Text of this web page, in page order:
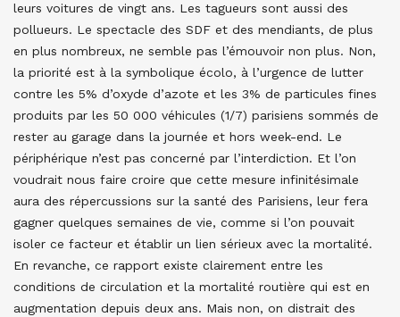
leurs voitures de vingt ans. Les tagueurs sont aussi des
pollueurs. Le spectacle des SDF et des mendiants, de plus
en plus nombreux, ne semble pas l’émouvoir non plus. Non,
la priorité est à la symbolique écolo, à l’urgence de lutter
contre les 5% d’oxyde d’azote et les 3% de particules fines
produits par les 50 000 véhicules (1/7) parisiens sommés de
rester au garage dans la journée et hors week-end. Le
périphérique n’est pas concerné par l’interdiction. Et l’on
voudrait nous faire croire que cette mesure infinitésimale
aura des répercussions sur la santé des Parisiens, leur fera
gagner quelques semaines de vie, comme si l’on pouvait
isoler ce facteur et établir un lien sérieux avec la mortalité.
En revanche, ce rapport existe clairement entre les
conditions de circulation et la mortalité routière qui est en
augmentation depuis deux ans. Mais non, on distrait des